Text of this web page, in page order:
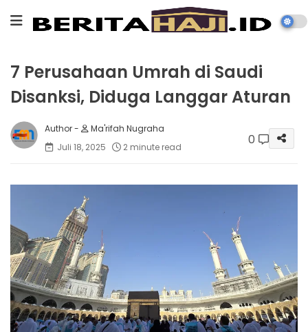
7 Perusahaan Umrah di Saudi
Disanksi, Diduga Langgar Aturan
Ma'rifah Nugraha
Juli 18, 2025
2 minute read 0